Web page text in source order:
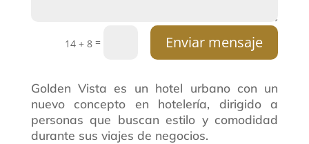
14 + 8 = Enviar mensaje
Golden Vista es un hotel urbano con un
nuevo concepto en hotelería, dirigido a
personas que buscan estilo y comodidad
durante sus viajes de negocios.